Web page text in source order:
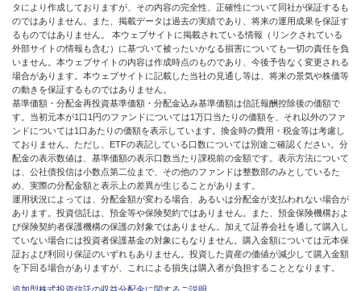
タにより作成しておりますが、その内容の完全性、正確性について同社が保証するも
のではありません。また、掲載データは過去の実績であり、将来の運用成果を保証す
るものではありません。 本ウェブサイトに掲載されている情報（リンクされている
外部サイトの情報も含む）に基づいて被ったいかなる損害についても一切の責任を負
いません。本ウェブサイトの内容は作成時点のものであり、今後予告なく変更される
場合があります。本ウェブサイトに記載した当社の見通し等は、将来の景気や株価等
の動きを保証するものではありません。
基準価額・分配金再投資基準価額・分配金込み基準価額は信託報酬控除後の価額で
す。当初元本が1口1円のファンドについては1万口当たりの価額を、それ以外のファ
ンドについては1口あたりの価額を表示しています。換金時の費用・税金等は考慮し
ておりません。ただし、ETFの表記している口数については別途ご確認ください。分
配金の表示数値は、基準価額の表示口数当たり課税前の金額です。表示方法について
は、公社債投信は小数点第二位まで、その他のファンドは整数部のみとしているた
め、実際の分配金額と表示上の差異が生じることがあります。
運用状況によっては、分配金額が変わる場合、あるいは分配金が支払われない場合が
あります。投資信託は、預金等や保険契約ではありません。また、預金保険機構およ
び保険契約者保護機構の保護の対象ではありません。加えて証券会社を通して購入し
ていない場合には投資者保護基金の対象にもなりません。購入金額については元本保
証および利回り保証のいずれもありません。投資した資産の価値が減少して購入金額
を下回る場合がありますが、これによる損失は購入者が負担することとなります。